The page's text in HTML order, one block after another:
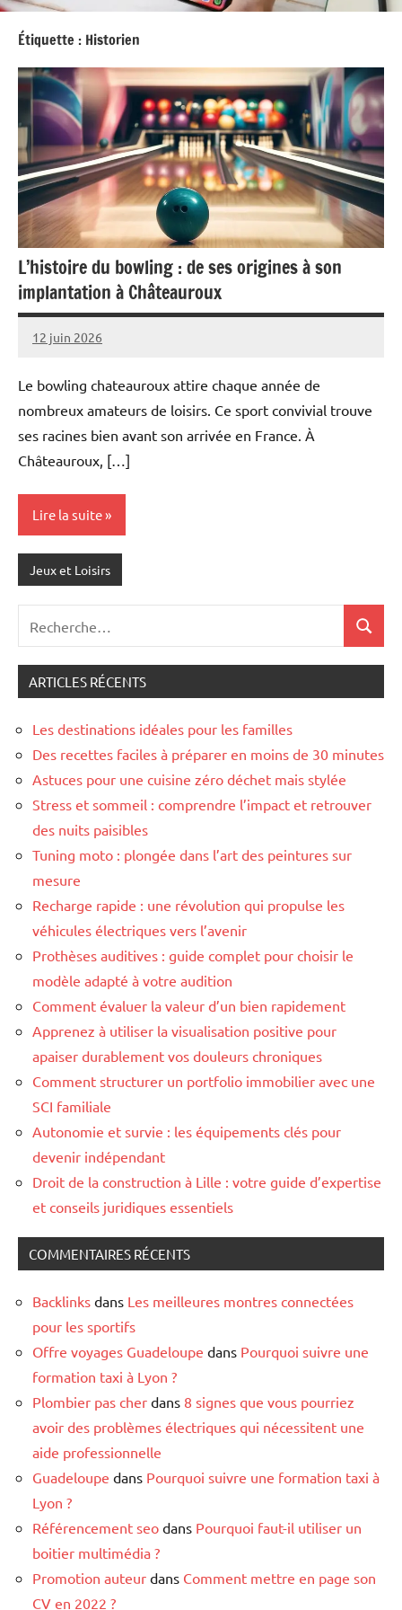
Étiquette : Historien
L’histoire du bowling : de ses origines à son
implantation à Châteauroux
12 juin 2026
Povoski
Le bowling chateauroux attire chaque année de
nombreux amateurs de loisirs. Ce sport convivial trouve
ses racines bien avant son arrivée en France. À
Châteauroux, […]
Lire la suite
Jeux et Loisirs
pour
:
ARTICLES RÉCENTS
Les destinations idéales pour les familles
Des recettes faciles à préparer en moins de 30 minutes
Astuces pour une cuisine zéro déchet mais stylée
Stress et sommeil : comprendre l’impact et retrouver
des nuits paisibles
Tuning moto : plongée dans l’art des peintures sur
mesure
Recharge rapide : une révolution qui propulse les
véhicules électriques vers l’avenir
Prothèses auditives : guide complet pour choisir le
modèle adapté à votre audition
Comment évaluer la valeur d’un bien rapidement
Apprenez à utiliser la visualisation positive pour
apaiser durablement vos douleurs chroniques
Comment structurer un portfolio immobilier avec une
SCI familiale
Autonomie et survie : les équipements clés pour
devenir indépendant
Droit de la construction à Lille : votre guide d’expertise
et conseils juridiques essentiels
COMMENTAIRES RÉCENTS
Backlinks dans Les meilleures montres connectées
pour les sportifs
Offre voyages Guadeloupe dans Pourquoi suivre une
formation taxi à Lyon ?
Plombier pas cher dans 8 signes que vous pourriez
avoir des problèmes électriques qui nécessitent une
aide professionnelle
Guadeloupe dans Pourquoi suivre une formation taxi à
Lyon ?
Référencement seo dans Pourquoi faut-il utiliser un
boitier multimédia ?
Promotion auteur dans Comment mettre en page son
CV en 2022 ?